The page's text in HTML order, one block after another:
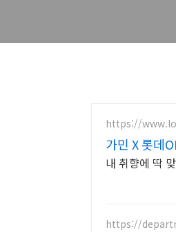
https://
가민 X 롯데
내 취향에 딱
https://